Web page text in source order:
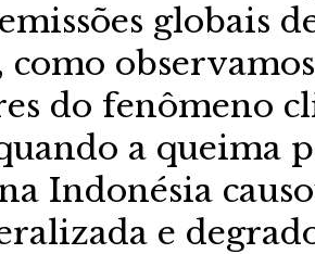
globais
como
do fenômeno
a queima
Indonésia
e